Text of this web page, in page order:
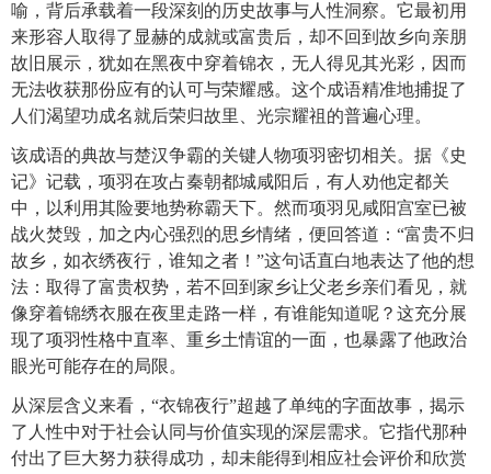
喻，背后承载着一段深刻的历史故事与人性洞察。它最初用
来形容人取得了显赫的成就或富贵后，却不回到故乡向亲朋
故旧展示，犹如在黑夜中穿着锦衣，无人得见其光彩，因而
无法收获那份应有的认可与荣耀感。这个成语精准地捕捉了
人们渴望功成名就后荣归故里、光宗耀祖的普遍心理。
该成语的典故与楚汉争霸的关键人物项羽密切相关。据《史
记》记载，项羽在攻占秦朝都城咸阳后，有人劝他定都关
中，以利用其险要地势称霸天下。然而项羽见咸阳宫室已被
战火焚毁，加之内心强烈的思乡情绪，便回答道：“富贵不归
故乡，如衣绣夜行，谁知之者！”这句话直白地表达了他的想
法：取得了富贵权势，若不回到家乡让父老乡亲们看见，就
像穿着锦绣衣服在夜里走路一样，有谁能知道呢？这充分展
现了项羽性格中直率、重乡土情谊的一面，也暴露了他政治
眼光可能存在的局限。
从深层含义来看，“衣锦夜行”超越了单纯的字面故事，揭示
了人性中对于社会认同与价值实现的深层需求。它指代那种
付出了巨大努力获得成功，却未能得到相应社会评价和欣赏